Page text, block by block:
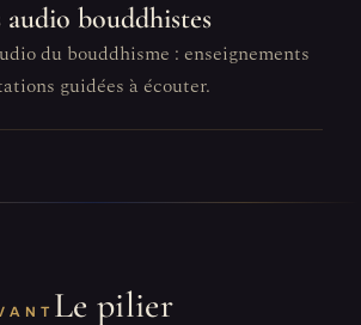
audio bouddhistes
du bouddhisme : enseignements
guidées à écouter.
Le pilier